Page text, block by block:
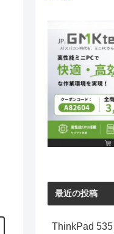
最近の投稿
ThinkPad